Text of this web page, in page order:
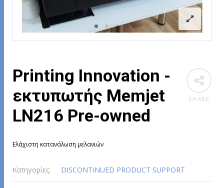
SHARE
Printing Innovation -
εκτυπωτής Memjet
LN216 Pre-owned
Eλάχιστη κατανάλωση μελανιών
Κατηγορίες: DISCONTINUED PRODUCT SUPPORT